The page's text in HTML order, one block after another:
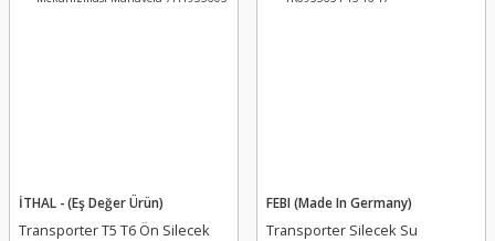
İTHAL - (Eş Değer Ürün)
Transporter T5 T6 Ön Silecek
FEBI (Made In Germany)
Transporter Silecek Su